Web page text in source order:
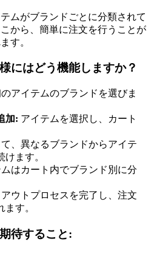
ムがブランドごとに分類されて
から、簡単に注文を行うことが
す。
にはどう機能しますか？
アイテムのブランドを選びま
加: アイテムを選択し、カート
、異なるブランドからアイテ
ます。
はカート内でブランド別に分
ウトプロセスを完了し、注文
す。
待すること: